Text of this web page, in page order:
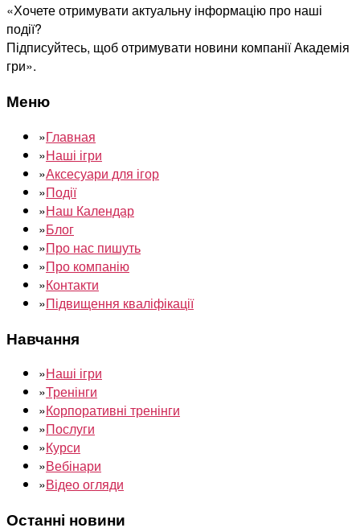
пустым.
«Хочете отримувати актуальну інформацію про наші
події?
Підписуйтесь, щоб отримувати новини компанії Академія
гри».
Меню
»Главная
»Наші ігри
»Аксесуари для ігор
»Події
»Наш Календар
»Блог
»Про нас пишуть
»Про компанію
»Контакти
»Підвищення кваліфікації
Навчання
»Наші ігри
»Тренінги
»Корпоративні тренінги
»Послуги
»Курси
»Вебінари
»Відео огляди
Останні новини